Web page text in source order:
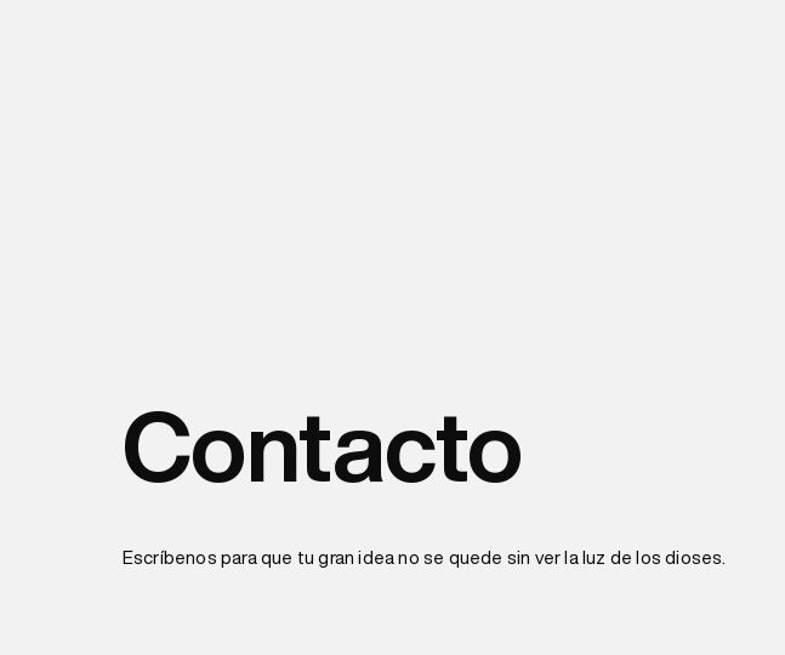
Contacto
Escríbenos para que tu gran idea no se quede sin ver la luz de los dioses.